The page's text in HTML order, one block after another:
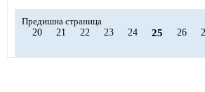
Предишна страница
20
21 22 23 24 25 26